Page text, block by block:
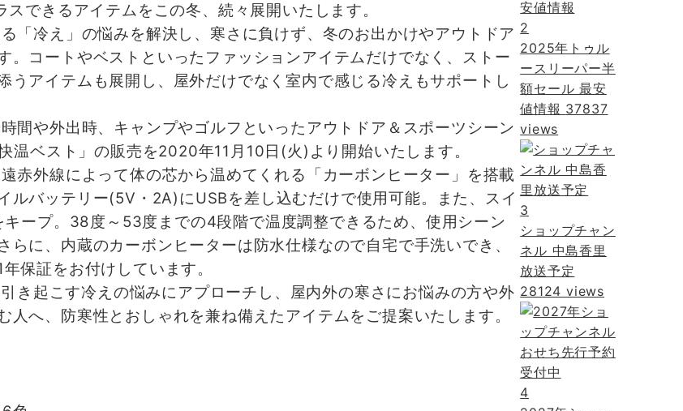
できるアイテムをこの冬、続々展開いたします。
「冷え」の悩みを解決し、寒さに負けず、冬のお出かけやアウトドア
。コートやベストといったファッションアイテムだけでなく、ストー
うアイテムも展開し、屋外だけでなく室内で感じる冷えもサポートし
間や外出時、キャンプやゴルフといったアウトドア＆スポーツシーン
温ベスト」の販売を2020年11月10日(火)より開始いたします。
赤外線によって体の芯から温めてくれる「カーボンヒーター」を搭載
ルバッテリー(5V・2A)にUSBを差し込むだけで使用可能。また、スイ
ープ。38度～53度までの4段階で温度調整できるため、使用シーン
に、内蔵のカーボンヒーターは防水仕様なので自宅で手洗いでき、
保証をお付けしています。
き起こす冷えの悩みにアプローチし、屋内外の寒さにお悩みの方や外
へ、防寒性とおしゃれを兼ね備えたアイテムをご提案いたします。
2
2025年トゥル
ースリーパー半
額セール 最安
値情報 37837
views
3
ショップチャン
ネル 中島香里
放送予定
28124 views
4